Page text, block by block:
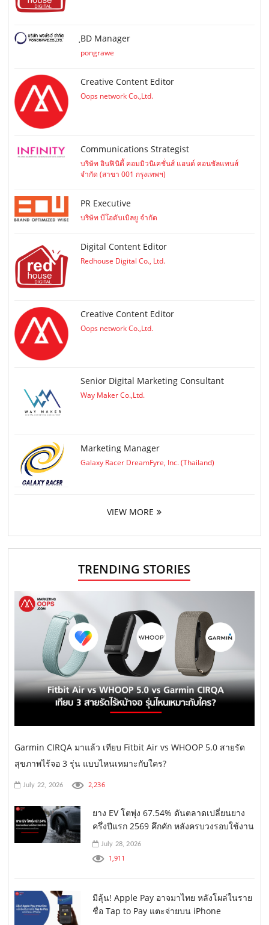
ฺBD Manager
pongrawe
Creative Content Editor
Oops network Co.,Ltd.
Communications Strategist
บริษัท อินฟินิตี้ คอมมิวนิเคชั่นส์ แอนด์ คอนซัลแทนส์
จำกัด (สาขา 001 กรุงเทพฯ)
PR Executive
บริษัท บีโอดับเบิลยู จำกัด
Digital Content Editor
Redhouse Digital Co., Ltd.
Creative Content Editor
Oops network Co.,Ltd.
Senior Digital Marketing Consultant
Way Maker Co.,Ltd.
Marketing Manager
Galaxy Racer DreamFyre, Inc. (Thailand)
VIEW MORE
TRENDING STORIES
Garmin CIRQA มาแล้ว เทียบ Fitbit Air vs WHOOP 5.0 สายรัด
สุขภาพไร้จอ 3 รุ่น แบบไหนเหมาะกับใคร?
July 22, 2026 2,236
ยาง EV โตพุ่ง 67.54% ดันตลาดเปลี่ยนยาง
ครึ่งปีแรก 2569 คึกคัก หลังครบวงรอบใช้งาน
July 28, 2026
1,911
มีลุ้น! Apple Pay อาจมาไทย หลังโผล่ในราย
ชื่อ Tap to Pay แตะจ่ายบน iPhone